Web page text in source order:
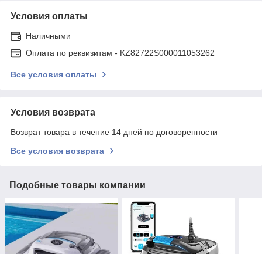
Условия оплаты
Наличными
Оплата по реквизитам - KZ82722S000011053262
Все условия оплаты
Условия возврата
Возврат товара в течение 14 дней по договоренности
Все условия возврата
Подобные товары компании